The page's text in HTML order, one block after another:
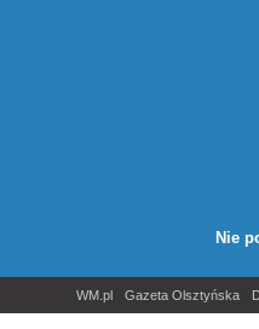
Nie
Gazeta Olsztyńska
WM.pl